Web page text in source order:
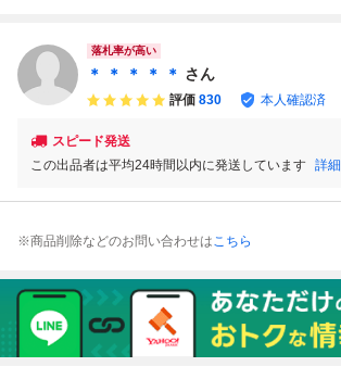
落札率が高い
＊ ＊ ＊ ＊ ＊ さん
評価 830 本人確認済
スピード発送
この出品者は平均24時間以内に発送しています 詳細
※商品削除などのお問い合わせはこちら